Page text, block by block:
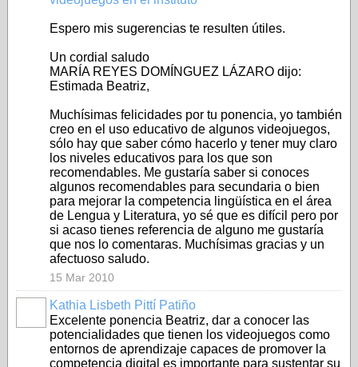
Espero mis sugerencias te resulten útiles.
Un cordial saludo
MARÍA REYES DOMÍNGUEZ LÁZARO dijo:
Estimada Beatriz,
Muchísimas felicidades por tu ponencia, yo también
creo en el uso educativo de algunos videojuegos,
sólo hay que saber cómo hacerlo y tener muy claro
los niveles educativos para los que son
recomendables. Me gustaría saber si conoces
algunos recomendables para secundaria o bien
para mejorar la competencia lingüística en el área
de Lengua y Literatura, yo sé que es difícil pero por
si acaso tienes referencia de alguno me gustaría
que nos lo comentaras. Muchísimas gracias y un
afectuoso saludo.
15 Mar 2010
Kathia Lisbeth Pittí Patiño
Excelente ponencia Beatriz, dar a conocer las
potencialidades que tienen los videojuegos como
entornos de aprendizaje capaces de promover la
competencia digital es importante para sustentar su